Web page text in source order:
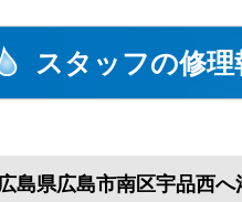
スタッフの修理
広島県広島市南区宇品西